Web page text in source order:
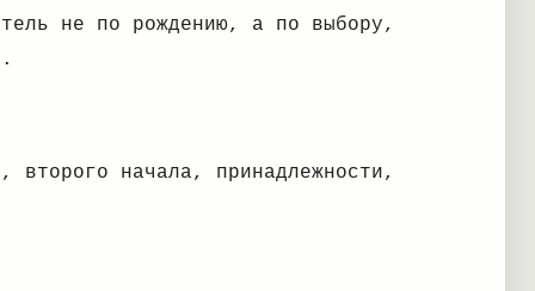
не по рождению, а по выбору,
второго начала, принадлежности,